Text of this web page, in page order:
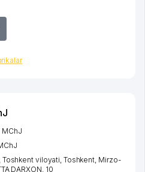
MChJ
Toshkent viloyati Toshkent Mirzo-
DARXON , 10